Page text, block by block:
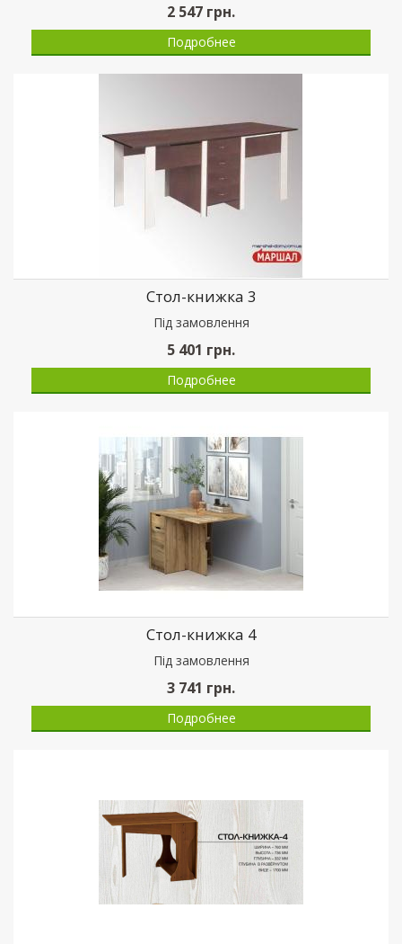
2 547 грн.
Подробнее
Стол-книжка 3
Пiд замовлення
5 401 грн.
Подробнее
Стол-книжка 4
Пiд замовлення
3 741 грн.
Подробнее